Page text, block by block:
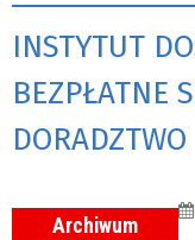
INSTYTUT
BEZPŁATNE
DORADZTWO
Archiwum